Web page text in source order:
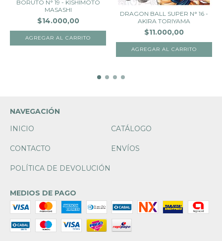
BORUTO N° 19 - KISHIMOTO
MASASHI
$14.000,00
DRAGON BALL SUPER N° 16 -
AKIRA TORIYAMA
$11.000,00
NAVEGACIÓN
INICIO
CATÁLOGO
CONTACTO ENVÍOS
POLÍTICA DE DEVOLUCIÓN
MEDIOS DE PAGO